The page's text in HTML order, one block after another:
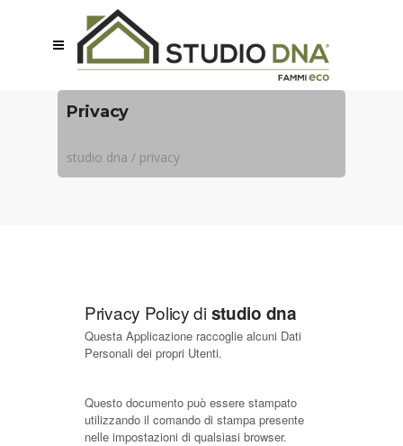
Privacy
studio dna / privacy
Privacy Policy di studio dna
Questa Applicazione raccoglie alcuni Dati
Personali dei propri Utenti.
Questo documento può essere stampato
utilizzando il comando di stampa presente
nelle impostazioni di qualsiasi browser.